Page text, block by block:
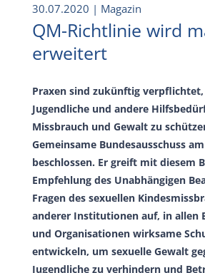
30.07.2020 | Magazin
QM-Richtlinie wird
erweitert
Praxen sind zukünftig verpflichtet,
Jugendliche und andere
Missbrauch und Gewalt zu
Gemeinsame Bundesausschuss
beschlossen. Er greift mit diesem
Empfehlung des Unabhängigen
Fragen des sexuellen
anderer Institutionen auf, in allen
und Organisationen wirksame
entwickeln, um sexuelle Gewalt
Jugendliche zu verhindern und